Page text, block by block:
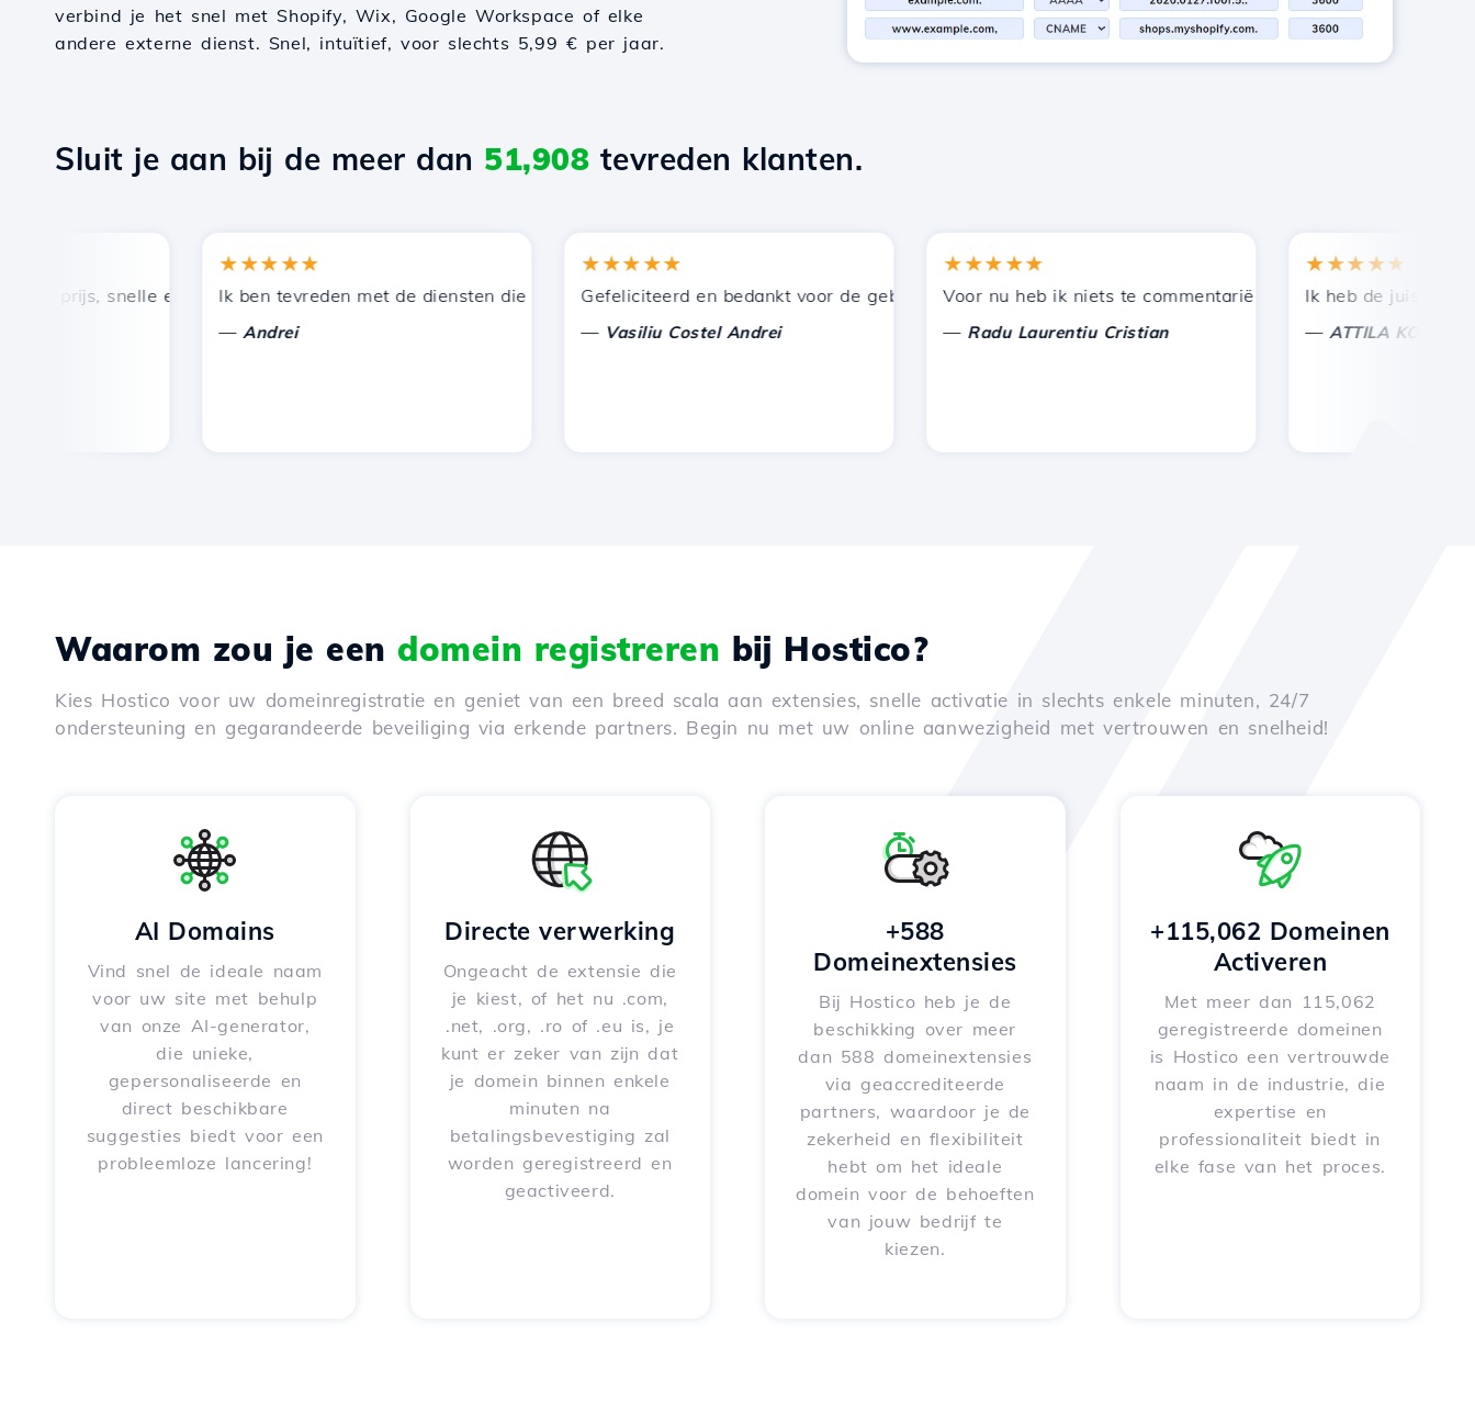
verbind je het snel met Shopify, Wix, Google Workspace of elke
andere externe dienst. Snel, intuïtief, voor slechts 5,99 € per jaar.
Sluit je aan bij de meer dan 51,908 tevreden klanten.
prijs, snelle en efficiënte technische ondersteuning.
★★★★★
Ik ben tevreden met de diensten die door Hostico worden aangeboden. Ik heb jullie aanbevolen bij andere bekenden.
Andrei
★★★★★
Gefeliciteerd en bedankt voor de geboden ondersteuning!
Vasiliu Costel Andrei
★★★★★
Voor nu heb ik niets te commentariëren, alleen om te
Radu Laurentiu Cristian
★★★★★
Ik heb de juiste keuze
ATTILA KOLES
Waarom zou je een domein registreren bij Hostico?
Kies Hostico voor uw domeinregistratie en geniet van een breed scala aan extensies, snelle activatie in slechts enkele minuten, 24/7
ondersteuning en gegarandeerde beveiliging via erkende partners. Begin nu met uw online aanwezigheid met vertrouwen en snelheid!
AI Domains
Vind snel de ideale naam
voor uw site met behulp
van onze AI-generator,
die unieke,
gepersonaliseerde en
direct beschikbare
suggesties biedt voor een
probleemloze lancering!
Directe verwerking
Ongeacht de extensie die
je kiest, of het nu .com,
.net, .org, .ro of .eu is, je
kunt er zeker van zijn dat
je domein binnen enkele
minuten na
betalingsbevestiging zal
worden geregistreerd en
geactiveerd.
+588
Domeinextensies
Bij Hostico heb je de
beschikking over meer
dan 588 domeinextensies
via geaccrediteerde
partners, waardoor je de
zekerheid en flexibiliteit
hebt om het ideale
domein voor de behoeften
van jouw bedrijf te
kiezen.
+115,062 Domeinen
Activeren
Met meer dan 115,062
geregistreerde domeinen
is Hostico een vertrouwde
naam in de industrie, die
expertise en
professionaliteit biedt in
elke fase van het proces.